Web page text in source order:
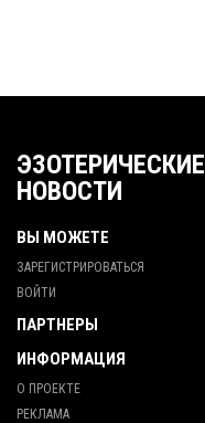
ЭЗОТЕРИЧЕСКИЕ
НОВОСТИ
ВЫ МОЖЕТЕ
ЗАРЕГИСТРИРОВАТЬСЯ
ВОЙТИ
ПАРТНЕРЫ
ИНФОРМАЦИЯ
О ПРОЕКТЕ
РЕКЛАМА